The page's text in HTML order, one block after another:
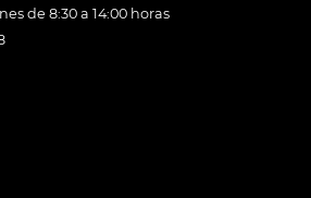
de 8:30 a 14:00 horas